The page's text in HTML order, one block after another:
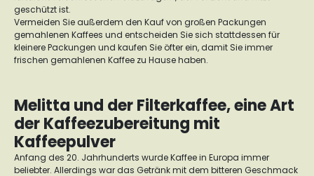
geschützt ist.
Vermeiden Sie außerdem den Kauf von großen Packungen
gemahlenen Kaffees und entscheiden Sie sich stattdessen für
kleinere Packungen und kaufen Sie öfter ein, damit Sie immer
frischen gemahlenen Kaffee zu Hause haben.
Melitta und der Filterkaffee, eine Art
der Kaffeezubereitung mit
Kaffeepulver
Anfang des 20. Jahrhunderts wurde Kaffee in Europa immer
beliebter. Allerdings war das Getränk mit dem bitteren Geschmack